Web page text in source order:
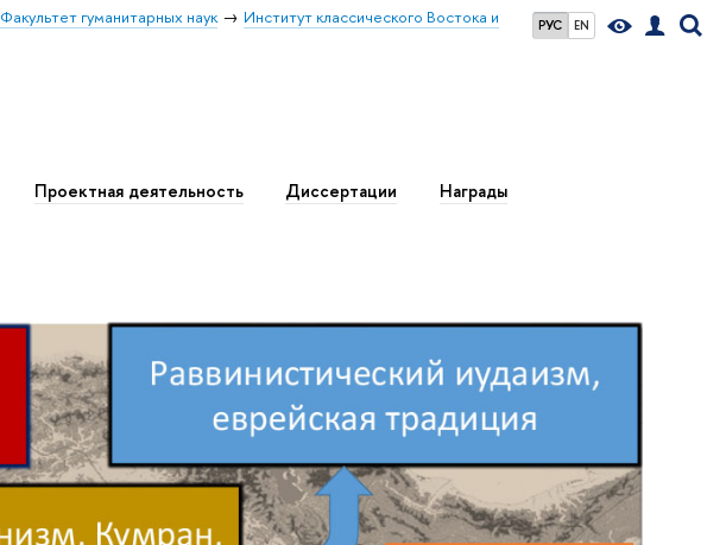
РУС EN
Факультет гуманитарных наук
Институт классического Востока и
Проектная деятельность Диссертации Награды